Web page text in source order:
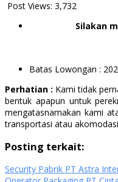
Post Views: 3,732
Silakan
Batas Lowongan :
Perhatian : Kami tidak
bentuk apapun untuk
mengatasnamakan kami
transportasi atau
Posting terkait:
Security Pabrik PT Astra